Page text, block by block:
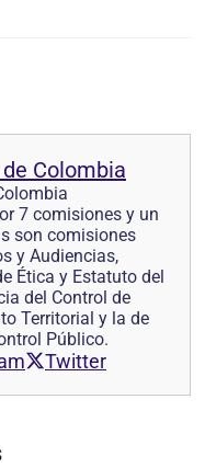
Colombia
7 comisiones y un
son comisiones
y Audiencias,
Ética y Estatuto del
del Control de
Territorial y la de
Público.
Twitter